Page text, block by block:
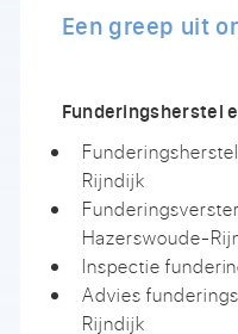
Een greep uit
Funderingsherstel
Rijndijk
Hazerswoude-
Inspectie
Advies
Rijndijk